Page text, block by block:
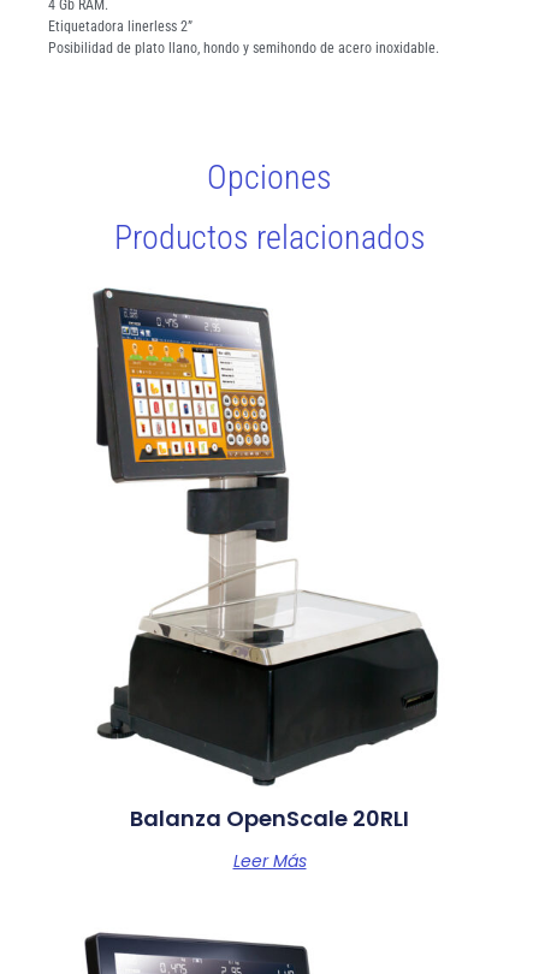
4 Gb RAM.
Etiquetadora linerless 2”
Posibilidad de plato llano, hondo y semihondo de acero inoxidable.
Opciones
Productos relacionados
Balanza OpenScale 20RLI
Leer Más